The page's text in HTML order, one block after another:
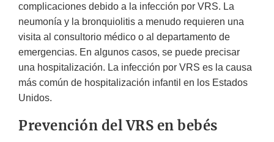
complicaciones debido a la infección por VRS. La
neumonía y la bronquiolitis a menudo requieren una
visita al consultorio médico o al departamento de
emergencias. En algunos casos, se puede precisar
una hospitalización. La infección por VRS es la causa
más común de hospitalización infantil en los Estados
Unidos.
Prevención del VRS en bebés